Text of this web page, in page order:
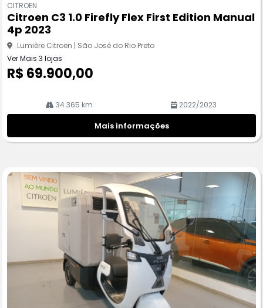
pa
rtil
he
CITROEN
Citroen C3 1.0 Firefly Flex First Edition Manual
4p 2023
Lumière Citroën | São José do Rio Preto
Ver Mais 3 lojas
R$ 69.900,00
34.365 km 2022/2023
Mais informações